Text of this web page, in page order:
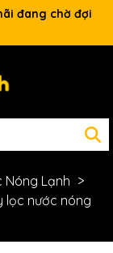
đang chờ đợi
Nóng Lạnh
lọc nước nóng